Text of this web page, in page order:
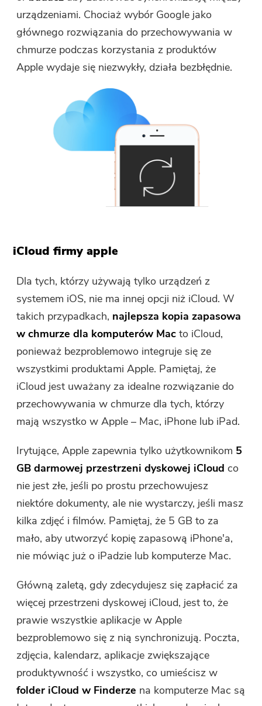
urządzeniami. Chociaż wybór Google jako
głównego rozwiązania do przechowywania w
chmurze podczas korzystania z produktów
Apple wydaje się niezwykły, działa bezbłędnie.
iCloud firmy apple
Dla tych, którzy używają tylko urządzeń z
systemem iOS, nie ma innej opcji niż iCloud. W
takich przypadkach, najlepsza kopia zapasowa
w chmurze dla komputerów Mac to iCloud,
ponieważ bezproblemowo integruje się ze
wszystkimi produktami Apple. Pamiętaj, że
iCloud jest uważany za idealne rozwiązanie do
przechowywania w chmurze dla tych, którzy
mają wszystko w Apple – Mac, iPhone lub iPad.
Irytujące, Apple zapewnia tylko użytkownikom 5
GB darmowej przestrzeni dyskowej iCloud co
nie jest złe, jeśli po prostu przechowujesz
niektóre dokumenty, ale nie wystarczy, jeśli masz
kilka zdjęć i filmów. Pamiętaj, że 5 GB to za
mało, aby utworzyć kopię zapasową iPhone'a,
nie mówiąc już o iPadzie lub komputerze Mac.
Główną zaletą, gdy zdecydujesz się zapłacić za
więcej przestrzeni dyskowej iCloud, jest to, że
prawie wszystkie aplikacje w Apple
bezproblemowo się z nią synchronizują. Poczta,
zdjęcia, kalendarz, aplikacje zwiększające
produktywność i wszystko, co umieścisz w
folder iCloud w Finderze na komputerze Mac są